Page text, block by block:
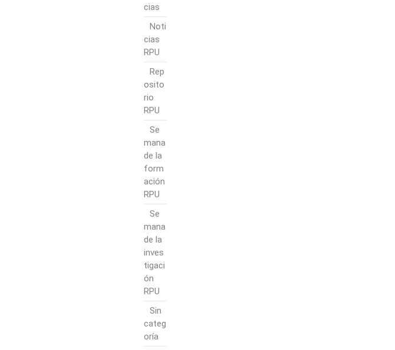
cias
Noti
cias
RPU
Rep
osito
rio
RPU
Se
mana
de la
form
ación
RPU
Se
mana
de la
inves
tigaci
ón
RPU
Sin
categ
oría